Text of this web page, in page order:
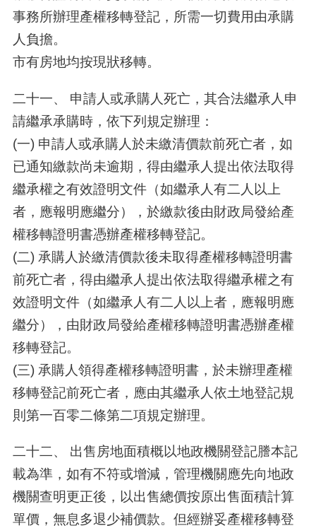
事務所辦理產權移轉登記，所需一切費用由承購
人負擔。
市有房地均按現狀移轉。
二十一、 申請人或承購人死亡，其合法繼承人申
請繼承承購時，依下列規定辦理：
(一) 申請人或承購人於未繳清價款前死亡者，如
已通知繳款尚未逾期，得由繼承人提出依法取得
繼承權之有效證明文件（如繼承人有二人以上
者，應報明應繼分），於繳款後由財政局發給產
權移轉證明書憑辦產權移轉登記。
(二) 承購人於繳清價款後未取得產權移轉證明書
前死亡者，得由繼承人提出依法取得繼承權之有
效證明文件（如繼承人有二人以上者，應報明應
繼分），由財政局發給產權移轉證明書憑辦產權
移轉登記。
(三) 承購人領得產權移轉證明書，於未辦理產權
移轉登記前死亡者，應由其繼承人依土地登記規
則第一百零二條第二項規定辦理。
二十二、 出售房地面積概以地政機關登記謄本記
載為準，如有不符或增減，管理機關應先向地政
機關查明更正後，以出售總價按原出售面積計算
單價，無息多退少補價款。但經辦妥產權移轉登